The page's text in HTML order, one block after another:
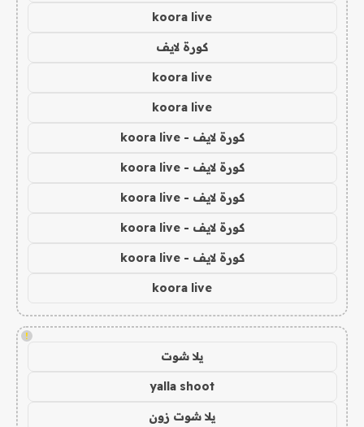
koora live
كورة لايف
koora live
koora live
كورة لايف - koora live
كورة لايف - koora live
كورة لايف - koora live
كورة لايف - koora live
كورة لايف - koora live
koora live
!
يلا شوت
yalla shoot
يلا شوت زون